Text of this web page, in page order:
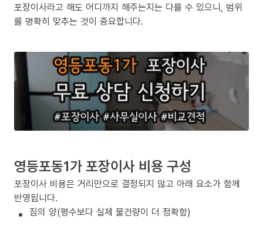
포장이사라고 해도 어디까지 해주는지는 다를 수 있으니, 범위
를 명확히 맞추는 것이 중요합니다.
영등포동1가 포장이사 비용 구성
포장이사 비용은 거리만으로 결정되지 않고 아래 요소가 함께
반영됩니다.
짐의 양(평수보다 실제 물건량이 더 정확함)